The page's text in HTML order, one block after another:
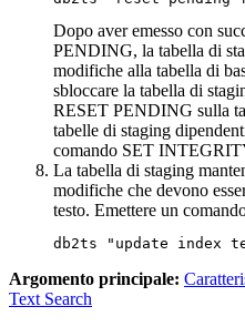
Dopo aver emesso con
PENDING, la tabella di
modifiche alla tabella di
sbloccare la tabella di
RESET PENDING sulla
tabelle di staging
comando SET
La tabella di staging
modifiche che devono
testo. Emettere un
db2ts "update index
Argomento principale:
Text Search